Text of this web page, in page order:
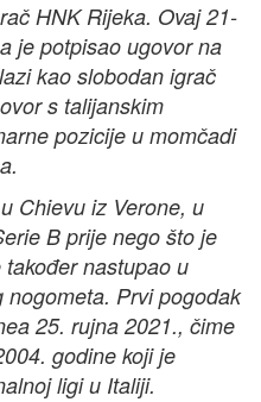
HNK Rijeka. Ovaj 21-
je potpisao ugovor na
kao slobodan igrač
s talijanskim
pozicije u momčadi
Chievu iz Verone, u
B prije nego što je
nastupao u
Prvi pogodak
25. rujna 2021., čime
godine koji je
ligi u Italiji.